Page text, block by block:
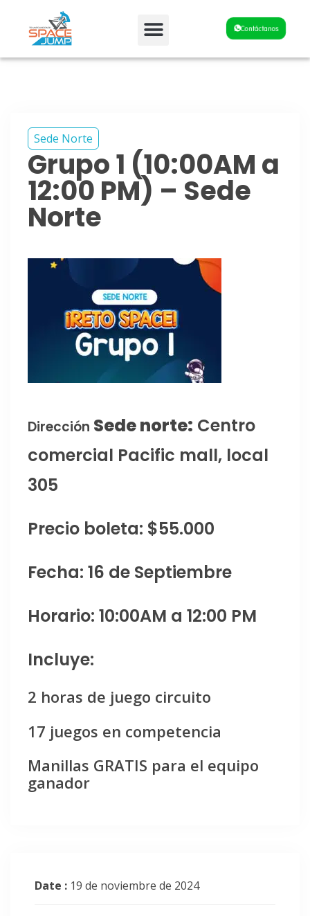
Contáctanos
Sede Norte
Grupo 1 (10:00AM a
12:00 PM) – Sede
Norte
Dirección Sede norte: Centro
comercial Pacific mall, local
305
Precio boleta: $55.000
Fecha: 16 de Septiembre
Horario: 10:00AM a 12:00 PM
Incluye:
2 horas de juego circuito
17 juegos en competencia
Manillas GRATIS para el equipo
ganador
Date : 19 de noviembre de 2024